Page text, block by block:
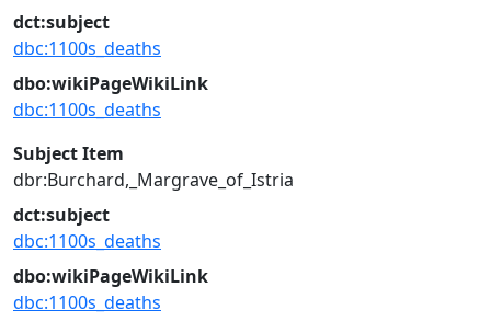
dct:subject
dbc:1100s_deaths
dbo:wikiPageWikiLink
dbc:1100s_deaths
Subject Item
dbr:Burchard,_Margrave_of_Istria
dct:subject
dbc:1100s_deaths
dbo:wikiPageWikiLink
dbc:1100s_deaths